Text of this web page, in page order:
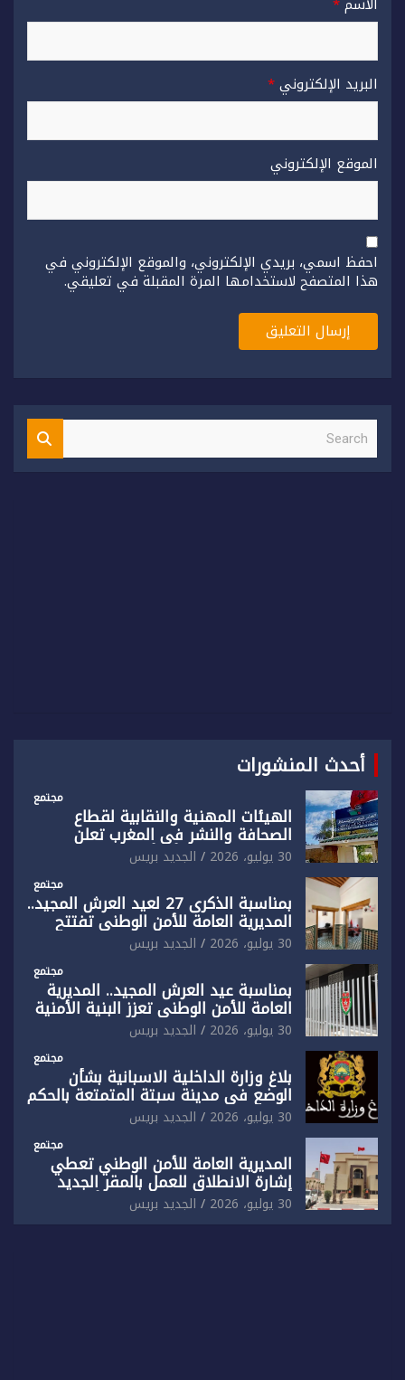
البريد الإلكتروني*
الموقع الإلكتروني
احفظ اسمي، بريدي الإلكتروني، والموقع الإلكتروني في
هذا المتصفح لاستخدامها المرة المقبلة في تعليقي.
S
a
أحدث المنشورات
مجتمع
الهيئات المهنية والنقابية لقطاع
الصحافة والنشر في المغرب تعلن
رفضها القاطع لـ”أي أجندة انتخابية
مُعدة على مقاس سياسي ومصلحي
ضيق”
30 يوليو، 2026 الجديد بريس
مجتمع
بمناسبة الذكرى 27 لعيد العرش المجيد..
المديرية العامة للأمن الوطني تفتتح
المقر الجديد لفرقة الشرطة السياحية
بفاس
30 يوليو، 2026 الجديد بريس
مجتمع
بمناسبة عيد العرش المجيد.. المديرية
العامة للأمن الوطني تعزز البنية الأمنية
بالناظور بإحداث فرقتين جديدتين
30 يوليو، 2026 الجديد بريس
مجتمع
بلاغ وزارة الداخلية الاسبانية بشأن
الوضع في مدينة سبتة المتمتعة بالحكم
الذاتي
30 يوليو، 2026 الجديد بريس
مجتمع
المديرية العامة للأمن الوطني تعطي
إشارة الانطلاق للعمل بالمقر الجديد
للدائرة الثالثة للشرطة بولاية أمن العيون
30 يوليو، 2026 الجديد بريس